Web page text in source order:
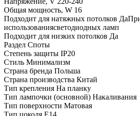
Общая мощность, W 16
Подходит для натяжных потолков
использованиясветодиодных ламп
Подходит для низких потолков Да
Раздел Споты
Степень защиты IP20
Стиль Минимализм
Страна бренда Польша
Страна производства Китай
Тип крепления На планку
Тип лампочки (основной) Накаливания
Тип поверхности Матовая
Тип цоколя E14